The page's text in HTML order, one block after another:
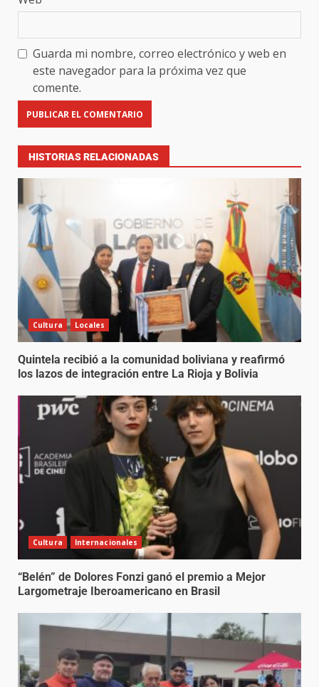
Guarda mi nombre, correo electrónico y web en
este navegador para la próxima vez que
comente.
HISTORIAS RELACIONADAS
Cultura Locales
Quintela recibió a la comunidad boliviana y reafirmó
los lazos de integración entre La Rioja y Bolivia
Cultura Internacionales
“Belén” de Dolores Fonzi ganó el premio a Mejor
Largometraje Iberoamericano en Brasil